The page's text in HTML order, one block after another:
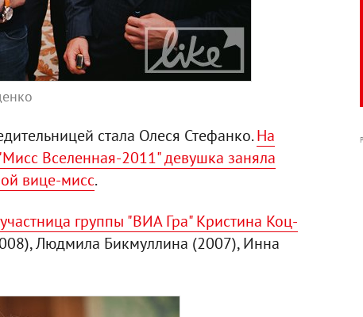
стала Олеся Стефанко.На
Вселенная-2011" девушка заняла
вице-мисс.
группы "ВИА Гра" Кристина Коц-
Людмила Бикмуллина (2007), Инна